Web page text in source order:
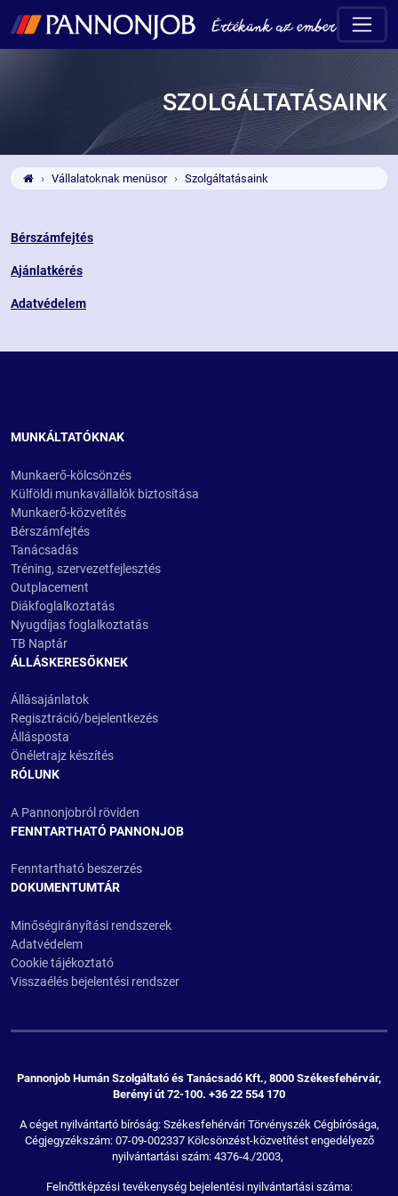
SZOLGÁLTATÁSAINK
Vállalatoknak menüsor Szolgáltatásaink
Bérszámfejtés
Ajánlatkérés
Adatvédelem
MUNKÁLTATÓKNAK
Munkaerő-kölcsönzés
Külföldi munkavállalók biztosítása
Munkaerő-közvetítés
Bérszámfejtés
Tanácsadás
Tréning, szervezetfejlesztés
Outplacement
Diákfoglalkoztatás
Nyugdíjas foglalkoztatás
TB Naptár
ÁLLÁSKERESŐKNEK
Állásajánlatok
Regisztráció/bejelentkezés
Állásposta
Önéletrajz készítés
RÓLUNK
A Pannonjobról röviden
FENNTARTHATÓ PANNONJOB
Fenntartható beszerzés
DOKUMENTUMTÁR
Minőségirányítási rendszerek
Adatvédelem
Cookie tájékoztató
Visszaélés bejelentési rendszer
Pannonjob Humán Szolgáltató és Tanácsadó Kft., 8000 Székesfehérvár,
Berényi út 72-100. +36 22 554 170
A céget nyilvántartó bíróság: Székesfehérvári Törvényszék Cégbírósága,
Cégjegyzékszám: 07-09-002337 Kölcsönzést-közvetítést engedélyező
nyilvántartási szám: 4376-4./2003,
Felnőttképzési tevékenység bejelentési nyilvántartási száma: